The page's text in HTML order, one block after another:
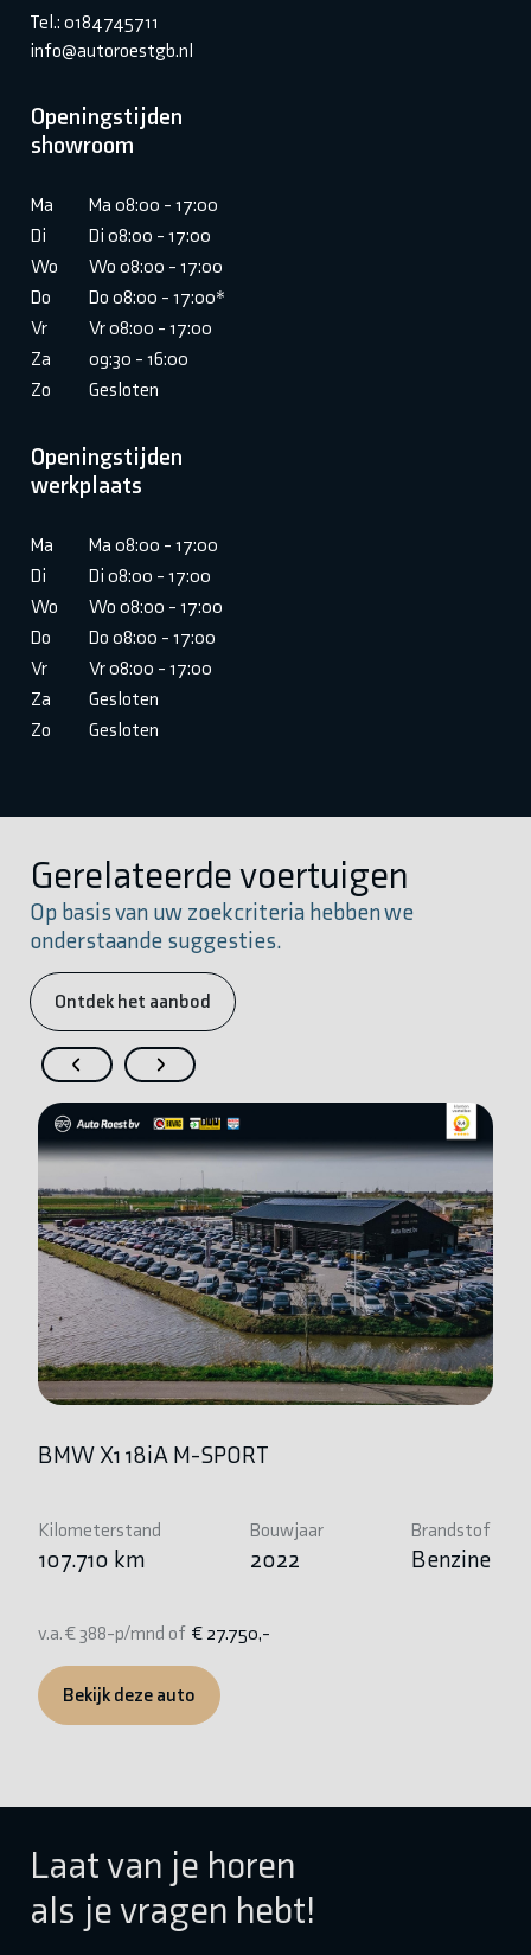
Tel.: 0184745711
info@autoroestgb.nl
Openingstijden
showroom
Ma
Ma 08:00 - 17:00
Di
Di 08:00 - 17:00
Wo
Wo 08:00 - 17:00
Do
Do 08:00 - 17:00*
Vr
Vr 08:00 - 17:00
Za
09:30 - 16:00
Zo
Gesloten
Openingstijden
werkplaats
Ma
Ma 08:00 - 17:00
Di
Di 08:00 - 17:00
Wo
Wo 08:00 - 17:00
Do
Do 08:00 - 17:00
Vr
Vr 08:00 - 17:00
Za
Gesloten
Zo
Gesloten
Gerelateerde voertuigen
Op basis van uw zoekcriteria hebben we
onderstaande suggesties.
Ontdek het aanbod
BMW X1 18iA M-SPORT
Kilometerstand
107.710 km
Bouwjaar
2022
Brandstof
Benzine
v.a. € 388-p/mnd of € 27.750,-
Bekijk deze auto
Laat van je horen
als je vragen hebt!